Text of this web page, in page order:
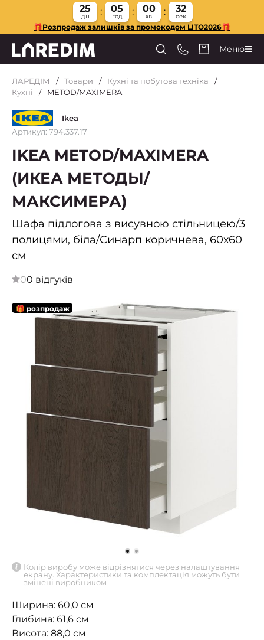
25
дн
05
год
00
хв
32
сек
🎁Розпродаж залишків за промокодом LITO2026🎁
Меню
ЛАРЕДІМ Товари
Кухні та побутова техніка
Кухні
METOD/MAXIMERA
Ikea
Артикул: 794.337.17
IKEA METOD/MAXIMERA
(ИКЕА МЕТОДЫ/
МАКСИМЕРА)
Шафа підлогова з висувною стільницею/3
полицями, біла/Синарп коричнева, 60х60
см
00 відгуків
🎁 розпродаж
Колір виробу може відрізнятися через налаштування
екрану. Характеристики та комплектація можуть бути
змінені виробником
Ширина: 60,0 см
Глибина: 61,6 см
Висота: 88,0 см